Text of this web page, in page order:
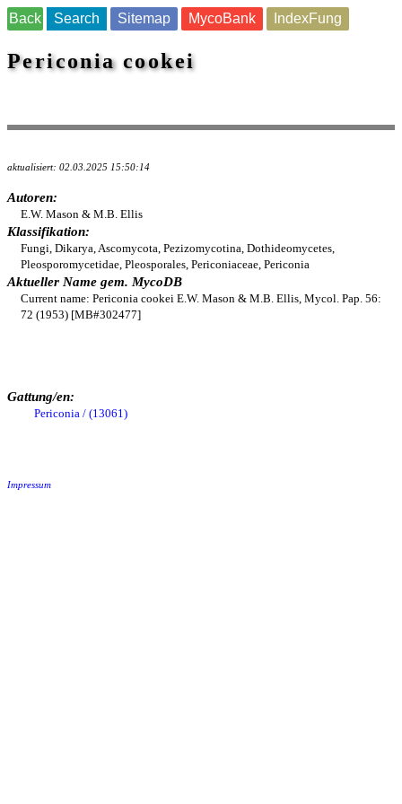
Back Search Sitemap MycoBank IndexFung
Periconia cookei
aktualisiert: 02.03.2025 15:50:14
Autoren:
E.W. Mason & M.B. Ellis
Klassifikation:
Fungi, Dikarya, Ascomycota, Pezizomycotina, Dothideomycetes,
Pleosporomycetidae, Pleosporales, Periconiaceae, Periconia
Aktueller Name gem. MycoDB
Current name: Periconia cookei E.W. Mason & M.B. Ellis, Mycol. Pap. 56:
72 (1953) [MB#302477]
Gattung/en:
Periconia / (13061)
Impressum